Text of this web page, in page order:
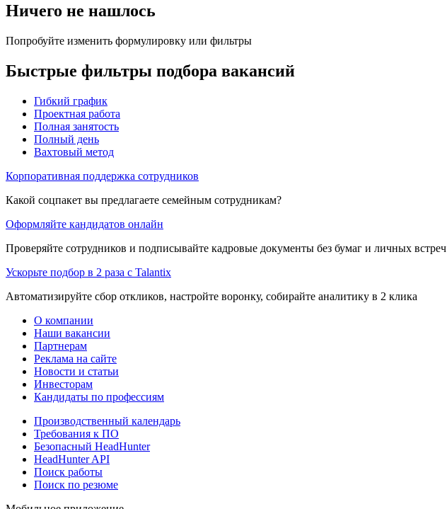
Ничего не нашлось
Попробуйте изменить формулировку или фильтры
Быстрые фильтры подбора вакансий
Гибкий график
Проектная работа
Полная занятость
Полный день
Вахтовый метод
Корпоративная поддержка сотрудников
Какой соцпакет вы предлагаете семейным сотрудникам?
Оформляйте кандидатов онлайн
Проверяйте сотрудников и подписывайте кадровые документы без бумаг и личных встреч
Ускорьте подбор в 2 раза с Talantix
Автоматизируйте сбор откликов, настройте воронку, собирайте аналитику в 2 клика
О компании
Наши вакансии
Партнерам
Реклама на сайте
Новости и статьи
Инвесторам
Кандидаты по профессиям
Производственный календарь
Требования к ПО
Безопасный HeadHunter
HeadHunter API
Поиск работы
Поиск по резюме